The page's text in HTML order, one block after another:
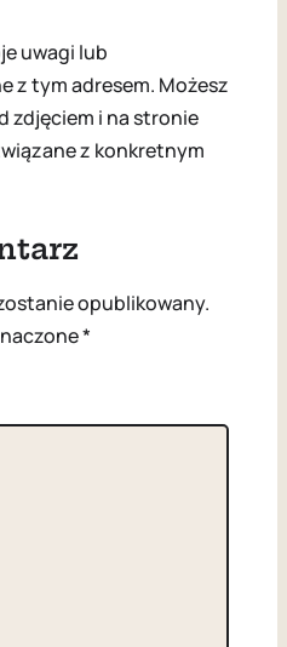
uwagi lub
z tym adresem. Możesz
zdjęciem i na stronie
z konkretnym
opublikowany.
*